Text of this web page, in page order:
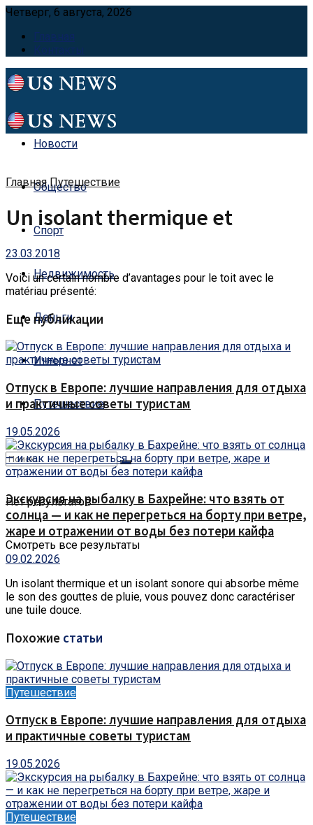
Четверг, 6 августа, 2026
Главная
Контакты
Новости
Общество
Спорт
Недвижимость
Деньги
Интернет
Путешествие
Нет результатов
Смотреть все результаты
Главная Путешествие
Un isolant thermique et
23.03.2018
Voici un certain nombre d’avantages pour le toit avec le
matériau présenté:
Еще публикации
Отпуск в Европе: лучшие направления для отдыха
и практичные советы туристам
19.05.2026
Экскурсия на рыбалку в Бахрейне: что взять от
солнца — и как не перегреться на борту при ветре,
жаре и отражении от воды без потери кайфа
09.02.2026
Un isolant thermique et un isolant sonore qui absorbe même
le son des gouttes de pluie, vous pouvez donc caractériser
une tuile douce.
Похожие статьи
Путешествие
Отпуск в Европе: лучшие направления для отдыха
и практичные советы туристам
19.05.2026
Путешествие